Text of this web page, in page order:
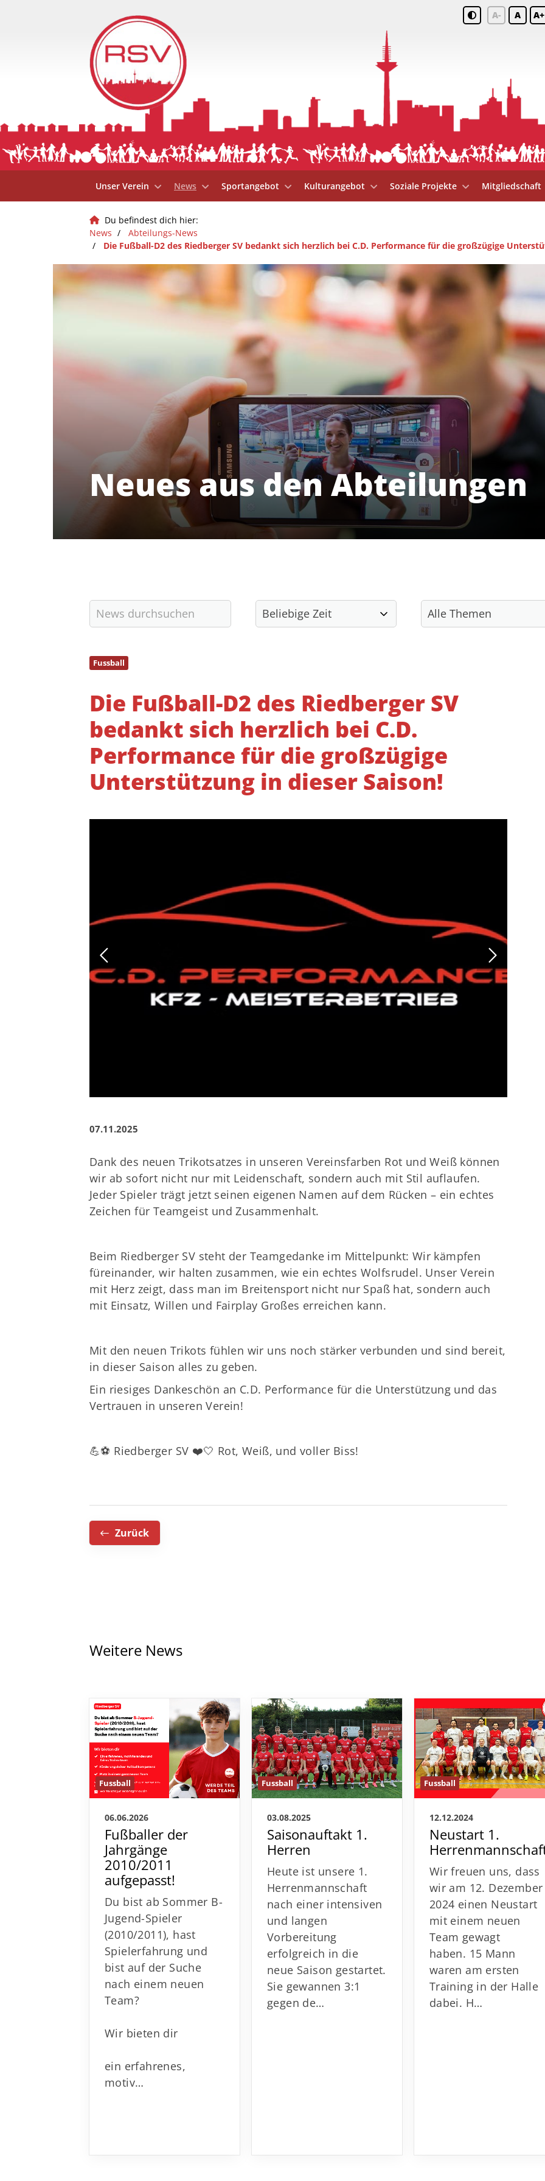
A- A A+
Unser Verein News Sportangebot Kulturangebot Soziale Projekte Mitgliedschaft
Du befindest dich hier:
News
Abteilungs-News
Die Fußball-D2 des Riedberger SV bedankt sich herzlich bei C.D. Performance für die großzügige
Neues aus den Abteilungen
Fussball
Die Fußball-D2 des Riedberger SV
bedankt sich herzlich bei C.D.
Performance für die großzügige
Unterstützung in dieser Saison!
07.11.2025
Dank des neuen Trikotsatzes in unseren Vereinsfarben Rot und Weiß können
wir ab sofort nicht nur mit Leidenschaft, sondern auch mit Stil auflaufen.
Jeder Spieler trägt jetzt seinen eigenen Namen auf dem Rücken – ein echtes
Zeichen für Teamgeist und Zusammenhalt.
Beim Riedberger SV steht der Teamgedanke im Mittelpunkt: Wir kämpfen
füreinander, wir halten zusammen, wie ein echtes Wolfsrudel. Unser Verein
mit Herz zeigt, dass man im Breitensport nicht nur Spaß hat, sondern auch
mit Einsatz, Willen und Fairplay Großes erreichen kann.
Mit den neuen Trikots fühlen wir uns noch stärker verbunden und sind bereit,
in dieser Saison alles zu geben.
Ein riesiges Dankeschön an C.D. Performance für die Unterstützung und das
Vertrauen in unseren Verein!
💪⚽ Riedberger SV ❤️🤍 Rot, Weiß, und voller Biss!
Zurück
Weitere News
Fussball
06.06.2026
Fußballer der
Jahrgänge
2010/2011
aufgepasst!
Du bist ab Sommer B-
Jugend-Spieler
(2010/2011), hast
Spielerfahrung und
bist auf der Suche
nach einem neuen
Team?
Wir bieten dir
ein erfahrenes,
motiv…
Fussball
03.08.2025
Saisonauftakt 1.
Herren
Heute ist unsere 1.
Herrenmannschaft
nach einer intensiven
und langen
Vorbereitung
erfolgreich in die
neue Saison gestartet.
Sie gewannen 3:1
gegen de…
Fussball
12.12.2024
Neustart 1.
Wir freuen uns, dass
wir am 12. Dezember
2024 einen Neustart
mit einem neuen
Team gewagt
haben. 15 Mann
waren am ersten
Training in der Halle
dabei. H…
Riedberger Sport- und
vorstand@riedberger-sv.de
Angebote
Soziale Projekte